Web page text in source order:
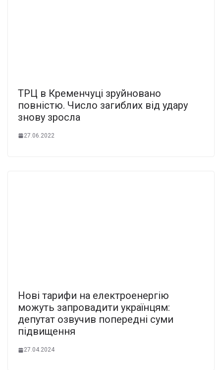
ТРЦ в Кременчуці зруйновано
повністю. Число загиблих від удару
знову зросла
27.06.2022
Нові тарифи на електроенергію
можуть запровадити українцям:
депутат озвучив попередні суми
підвищення
27.04.2024